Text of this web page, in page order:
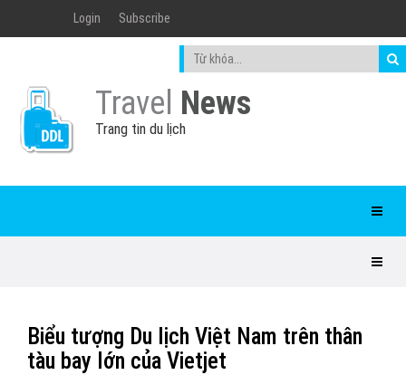
Login Subscribe
Travel News
Trang tin du lịch
Biểu tượng Du lịch Việt Nam trên thân
tàu bay lớn của Vietjet